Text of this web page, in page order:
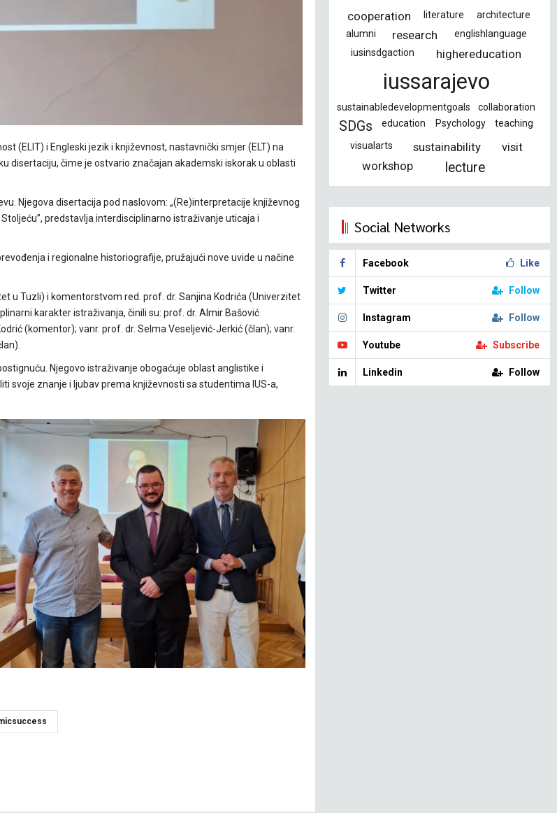
(ELIT) i Engleski jezik i književnost, nastavnički smjer (ELT) na
disertaciju, čime je ostvario značajan akademski iskorak u oblasti
Njegova disertacija pod naslovom: „(Re)interpretacije književnog
predstavlja interdisciplinarno istraživanje uticaja i
i regionalne historiografije, pružajući nove uvide u načine
u Tuzli) i komentorstvom red. prof. dr. Sanjina Kodrića (Univerzitet
karakter istraživanja, činili su: prof. dr. Almir Bašović
(komentor); vanr. prof. dr. Selma Veseljević-Jerkić (član); vanr.
Njegovo istraživanje obogaćuje oblast anglistike i
svoje znanje i ljubav prema književnosti sa studentima IUS-a,
cooperation literature
architecture
alumni
research
englishlanguage
iusinsdgaction
highereducation
iussarajevo
sustainabledevelopmentgoals collaboration
SDGs education Psychology
teaching
visualarts
sustainability
visit
workshop
lecture
Social Networks
Facebook Like
Twitter Follow
Instagram Follow
Youtube Subscribe
Linkedin Follow